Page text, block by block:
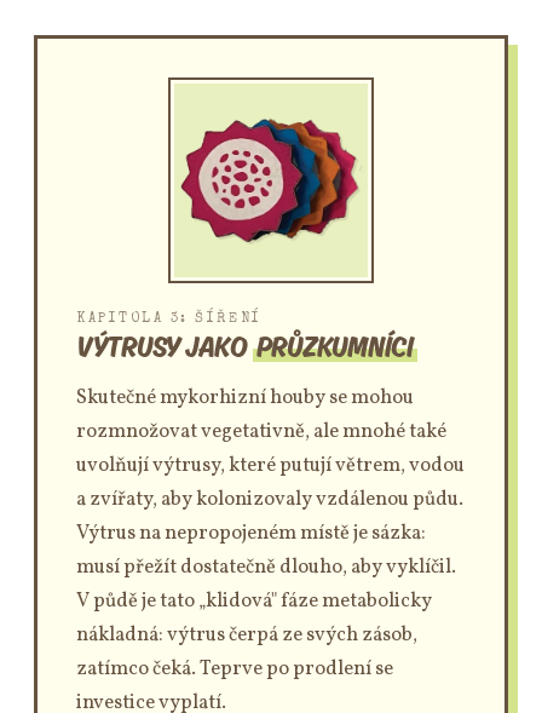
KAPITOLA 3: ŠÍŘENÍ
VÝTRUSY JAKO PRŮZKUMNÍCI
Skutečné mykorhizní houby se mohou
rozmnožovat vegetativně, ale mnohé také
uvolňují výtrusy, které putují větrem, vodou
a zvířaty, aby kolonizovaly vzdálenou půdu.
Výtrus na nepropojeném místě je sázka:
musí přežít dostatečně dlouho, aby vyklíčil.
V půdě je tato „klidová" fáze metabolicky
nákladná: výtrus čerpá ze svých zásob,
zatímco čeká. Teprve po prodlení se
investice vyplatí.